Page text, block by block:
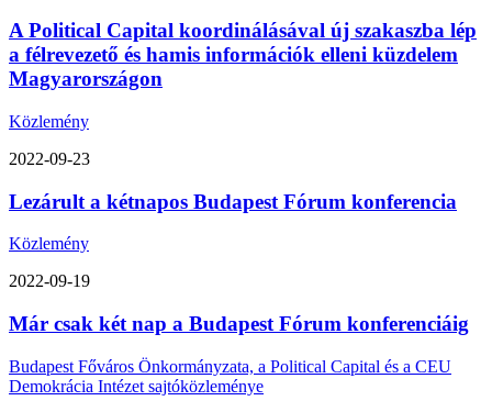
A Political Capital koordinálásával új szakaszba lép
a félrevezető és hamis információk elleni küzdelem
Magyarországon
Közlemény
2022-09-23
Lezárult a kétnapos Budapest Fórum konferencia
Közlemény
2022-09-19
Már csak két nap a Budapest Fórum konferenciáig
Budapest Főváros Önkormányzata, a Political Capital és a CEU
Demokrácia Intézet sajtóközleménye